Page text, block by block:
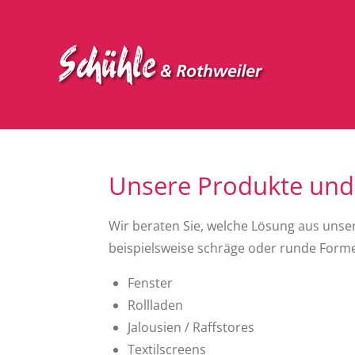
springen
Unsere Produkte
Wir beraten Sie, welche Lösung aus
beispielsweise schräge oder runde
Fenster
Rollladen
Jalousien / Raffstores
Textilscreens